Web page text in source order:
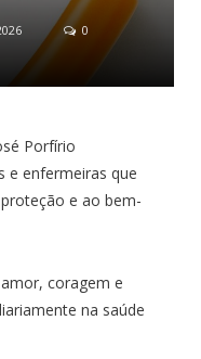
0
Porfírio
e enfermeiras que
e ao bem-
coragem e
na saúde